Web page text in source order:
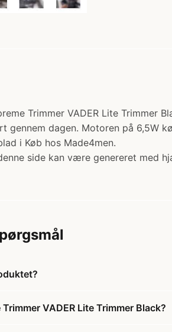
Trimmer VADER Lite
gennem dagen. Motoren på 6,5W
i Køb hos Made4men.
side kan være genereret med
VADER Lite Trimmer Black?